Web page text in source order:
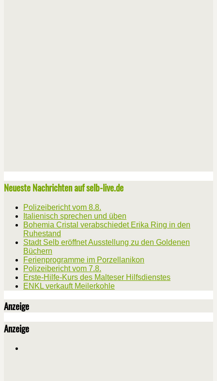
Neueste Nachrichten auf selb-live.de
Polizeibericht vom 8.8.
Italienisch sprechen und üben
Bohemia Cristal verabschiedet Erika Ring in den
Ruhestand
Stadt Selb eröffnet Ausstellung zu den Goldenen
Büchern
Ferienprogramme im Porzellanikon
Polizeibericht vom 7.8.
Erste-Hilfe-Kurs des Malteser Hilfsdienstes
ENKL verkauft Meilerkohle
Anzeige
Anzeige